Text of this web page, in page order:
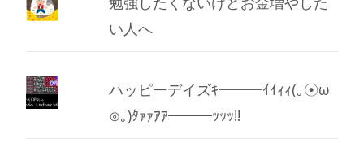
い人へ
ハッピーデイズｷ━━━ｲｲｨｨ(｡☉ω
⊙｡)ﾀｧｧｱｱ━━━ｯｯｯ!!